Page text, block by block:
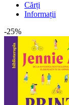
Cărți
Informații
-25%